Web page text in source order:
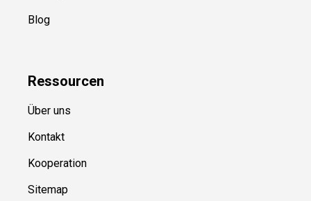
Blog
Ressourcen
Über uns
Kontakt
Kooperation
Sitemap